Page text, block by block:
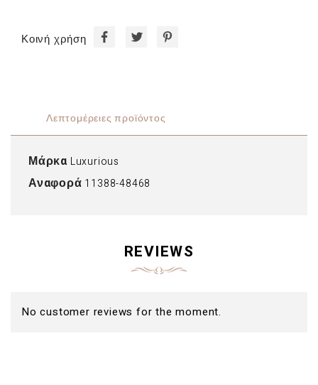
Κοινή χρήση
Λεπτομέρειες προϊόντος
Μάρκα Luxurious
Αναφορά 11388-48468
REVIEWS
No customer reviews for the moment.